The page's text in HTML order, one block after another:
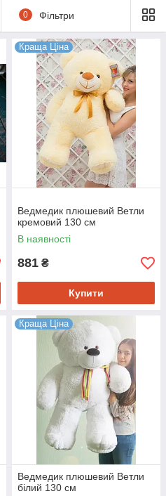
на будь-який смак!
професійне пошиття,
асортимент.
і роздрібних клієнтів.
знижок.
по всій Україні, у
за рахунок компанії.
покупців
на дотик плюшевий
0 Фільтри
Краща Ціна
Ведмедик плюшевий Ветли
кремовий 130 см
В наявності
881 ₴
Купити
Краща Ціна
Ведмедик плюшевий Ветли
білий 130 см